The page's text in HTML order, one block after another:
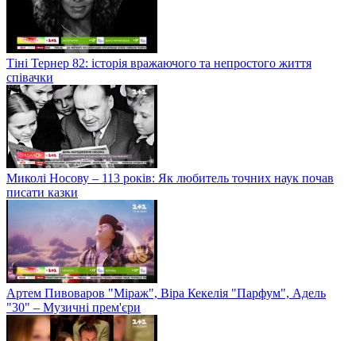
Тіні Тернер 82: історія вражаючого та непростого життя
співачки
Миколі Носову – 113 років: Як любитель точних наук почав
писати казки
Артем Пивоваров "Міраж", Віра Кекелія "Парфум", Адель
"30" – Музичні прем'єри